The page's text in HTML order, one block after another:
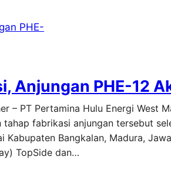
Anjungan PHE-12
– PT Pertamina Hulu Energi West
tahap fabrikasi anjungan tersebut
Bangkalan, Madura,
TopSide dan…